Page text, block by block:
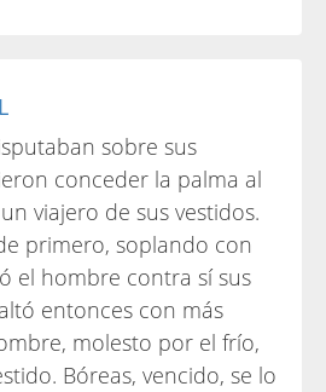
sobre sus
conceder la palma al
viajero de sus vestidos.
primero, soplando con
el hombre contra sí sus
entonces con más
molesto por el frío,
Bóreas, vencido, se lo